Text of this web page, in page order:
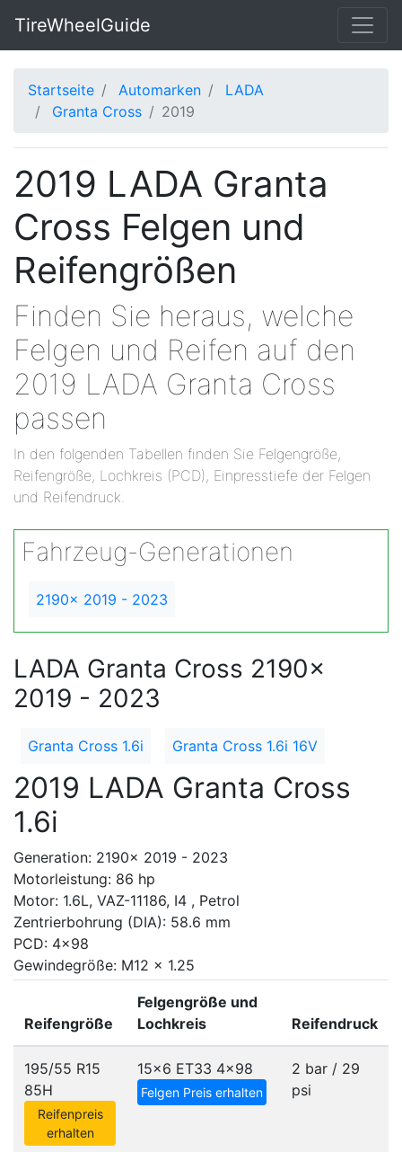
TireWheelGuide
Startseite Automarken
LADA
Granta Cross
2019
2019 LADA Granta
Cross Felgen und
Reifengrößen
Finden Sie heraus, welche
Felgen und Reifen auf den
2019 LADA Granta Cross
passen
In den folgenden Tabellen finden Sie Felgengröße,
Reifengröße, Lochkreis (PCD), Einpresstiefe der Felgen
und Reifendruck.
Fahrzeug-Generationen
2190x 2019 - 2023
LADA Granta Cross 2190x
2019 - 2023
Granta Cross 1.6i Granta Cross 1.6i 16V
2019 LADA Granta Cross
1.6i
Generation: 2190x 2019 - 2023
Motorleistung: 86 hp
Motor: 1.6L, VAZ-11186, I4 , Petrol
Zentrierbohrung (DIA): 58.6 mm
PCD: 4x98
Gewindegröße: M12 x 1.25
Reifengröße
Felgengröße und
Lochkreis
Reifendruck
195/55 R15
85H
Reifenpreis
erhalten
15x6 ET33 4x98
Felgen Preis erhalten
2 bar / 29
psi